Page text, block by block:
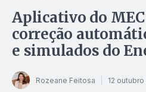
Aplicativo do
correção
e simulados do
Rozeane Feitosa 12 outubro